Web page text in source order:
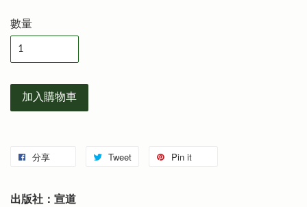
數量
加入購物車
分享 Tweet Pin it
出版社：宣道